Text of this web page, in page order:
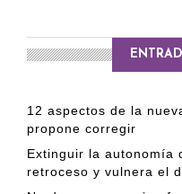
12 aspectos de la
propone corregir
Extinguir la autonomía
retroceso y vulnera el